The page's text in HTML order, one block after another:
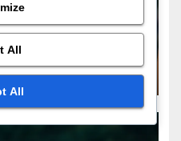
タの活用：ラ
ための分析、選
指標、ゲーム戦
ックス・ドノバン
All
All